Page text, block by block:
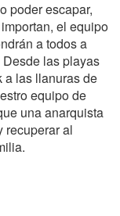
poder escapar,
el equipo
a todos a
las playas
a las llanuras de
equipo de
una anarquista
recuperar al